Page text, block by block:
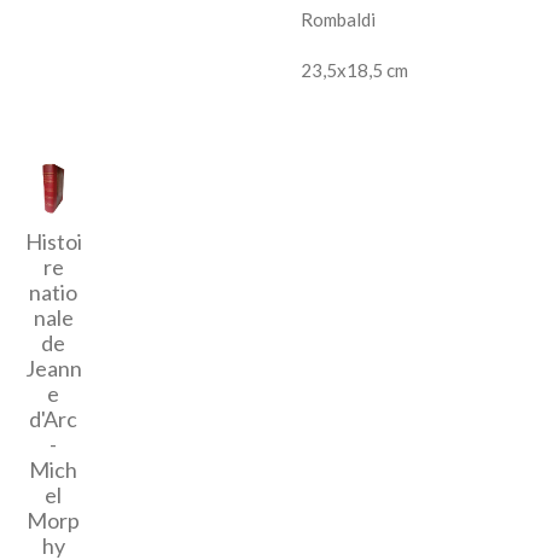
Rombaldi
23,5x18,5 cm
Histoi
re
natio
nale
de
Jeann
e
d'Arc
-
Mich
el
Morp
hy